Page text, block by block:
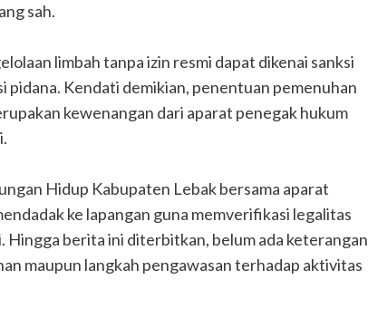
sah.
limbah tanpa izin resmi dapat dikenai sanksi
Kendati demikian, penentuan pemenuhan
kewenangan dari aparat penegak hukum
Hidup Kabupaten Lebak bersama aparat
ke lapangan guna memverifikasi legalitas
berita ini diterbitkan, belum ada keterangan
maupun langkah pengawasan terhadap aktivitas